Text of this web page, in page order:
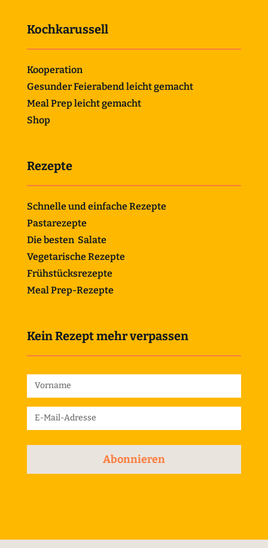
Kochkarussell
Kooperation
Gesunder Feierabend leicht gemacht
Meal Prep leicht gemacht
Shop
Rezepte
Schnelle und einfache Rezepte
Pastarezepte
Die besten Salate
Vegetarische Rezepte
Frühstücksrezepte
Meal Prep-Rezepte
Kein Rezept mehr verpassen
Abonnieren